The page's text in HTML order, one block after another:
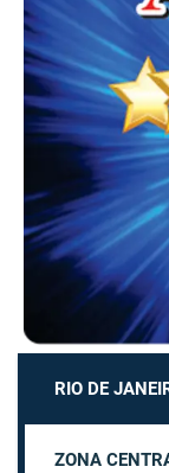
RIO DE
ZONA